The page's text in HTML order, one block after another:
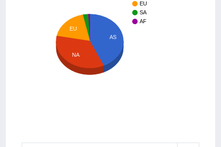
EU
SA
AF
AS
EU
NA